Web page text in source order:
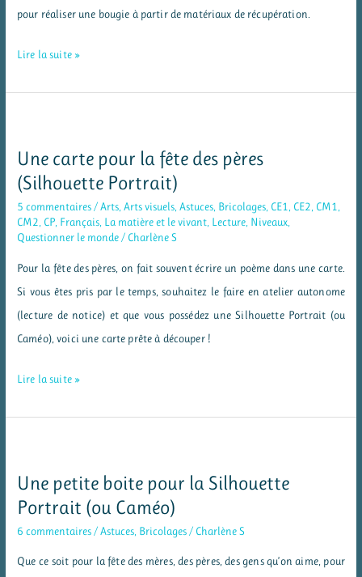
pour réaliser une bougie à partir de matériaux de récupération.
Bricolage
bougies
Lire la suite »
Une carte pour la fête des pères
(Silhouette Portrait)
5 commentaires /Arts ,Arts visuels ,Astuces Bricolages CE1 CE2 CM1
CM2 CP Français La matière et le vivant Lecture Niveaux
Questionner le monde / Charlène S
Pour la fête des pères, on fait souvent écrire un poème dans une carte.
Si vous êtes pris par le temps, souhaitez le faire en atelier autonome
(lecture de notice) et que vous possédez une Silhouette Portrait (ou
Caméo), voici une carte prête à découper !
Une
pères
Portrait)
Lire la suite »
Une petite boite pour la Silhouette
Portrait (ou Caméo)
6 commentaires /Astuces Bricolages / Charlène S
Que ce soit pour la fête des mères, des pères, des gens qu’on aime, pour